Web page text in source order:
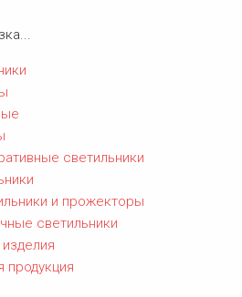
светильники
и прожекторы
светильники
продукция